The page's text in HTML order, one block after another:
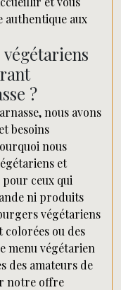
authentique aux
?
nous avons
besoins
nous
et
ceux qui
ni produits
végétariens
colorées ou des
menu végétarien
des amateurs de
notre offre